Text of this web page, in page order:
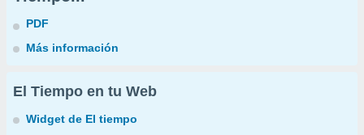
PDF
Más información
El Tiempo en tu Web
Widget de El tiempo